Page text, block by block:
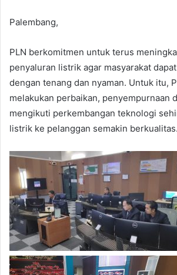
Palembang,
PLN berkomitmen untuk terus
penyaluran listrik agar masyarakat
dengan tenang dan nyaman. Untuk itu,
melakukan perbaikan, penyempurnaan
mengikuti perkembangan teknologi
listrik ke pelanggan semakin berkualitas.